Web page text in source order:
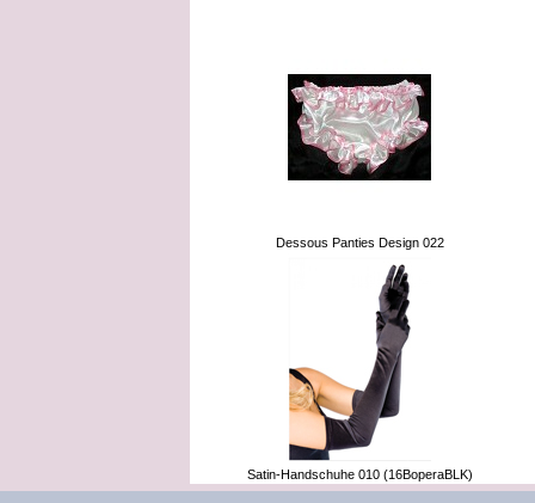
Dessous Panties Design 022
Satin-Handschuhe 010 (16BoperaBLK)